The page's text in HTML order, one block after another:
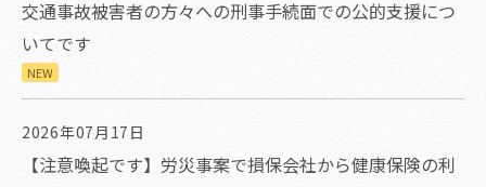
交通事故被害者の方々への刑事手続面での公的支援につ
いてです
NEW
2026年07月17日
【注意喚起です】労災事案で損保会社から健康保険の利